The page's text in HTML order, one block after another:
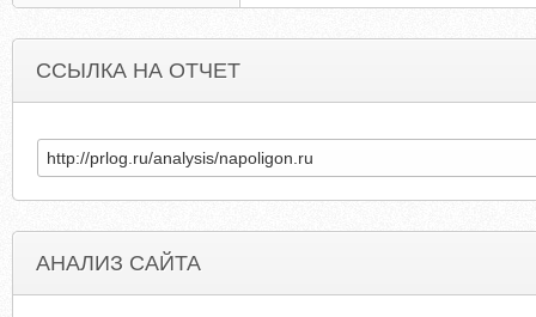
ССЫЛКА НА ОТЧЕТ
АНАЛИЗ САЙТА